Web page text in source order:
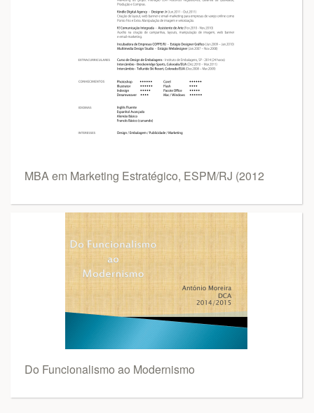
MBA em Marketing Estratégico, ESPM/RJ (2012
Do Funcionalismo ao Modernismo